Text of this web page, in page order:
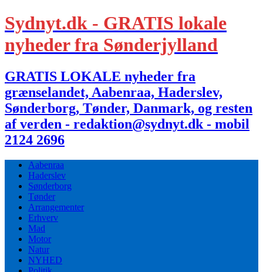
Sydnyt.dk - GRATIS lokale
nyheder fra Sønderjylland
GRATIS LOKALE nyheder fra
grænselandet, Aabenraa, Haderslev,
Sønderborg, Tønder, Danmark, og resten
af verden - redaktion@sydnyt.dk - mobil
2124 2696
Aabenraa
Haderslev
Sønderborg
Tønder
Arrangementer
Erhverv
Mad
Motor
Natur
NYHED